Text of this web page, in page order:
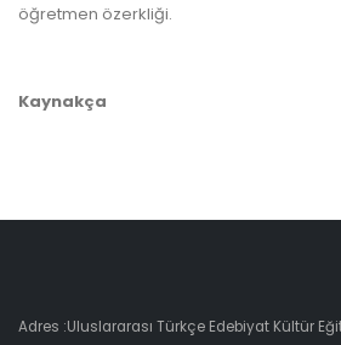
öğretmen özerkliği.
Kaynakça
Adres :Uluslararası Türkçe Edebiyat Kültür